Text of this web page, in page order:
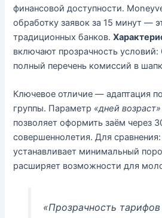
финансовой доступности.
обработку заявок за 15 минут —
традиционных банков.
включают прозрачность условий:
полный перечень комиссий в
Ключевое отличие — адаптация
группы. Параметр «дней возраст»
позволяет оформить заём через
совершеннолетия. Для
устанавливает минимальный
расширяет возможности для
«Прозрачность